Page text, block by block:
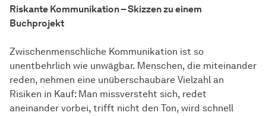
Riskante Kommunikation – Skizzen zu einem
Buchprojekt
Zwischenmenschliche Kommunikation ist so
unentbehrlich wie unwägbar. Menschen, die miteinander
reden, nehmen eine unüberschaubare Vielzahl an
Risiken in Kauf: Man missversteht sich, redet
aneinander vorbei, trifft nicht den Ton, wird schnell